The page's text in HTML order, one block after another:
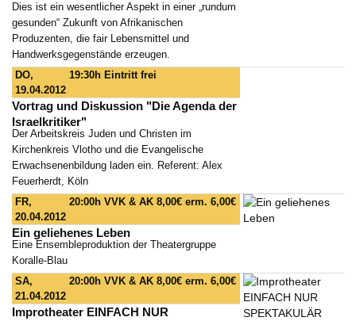
Dies ist ein wesentlicher Aspekt in einer „rundum
gesunden“ Zukunft von Afrikanischen
Produzenten, die fair Lebensmittel und
Handwerksgegenstände erzeugen.
DO,
19.04.2012
19:30h Eintritt frei
Vortrag und Diskussion "Die Agenda der
Israelkritiker"
Der Arbeitskreis Juden und Christen im
Kirchenkreis Vlotho und die Evangelische
Erwachsenenbildung laden ein. Referent: Alex
Feuerherdt, Köln
FR,
20.04.2012
20:00h VVK & AK 8,00€ erm. 6,00€
Ein geliehenes Leben
Eine Ensembleproduktion der Theatergruppe
Koralle-Blau
SA,
21.04.2012
20:00h VVK & AK 8,00€ erm. 6,00€
Improtheater EINFACH NUR